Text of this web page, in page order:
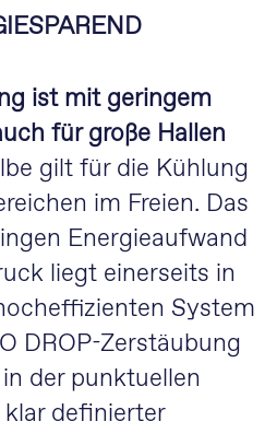
ist mit geringem
für große Hallen
gilt für die Kühlung
im Freien. Das
Energieaufwand
liegt einerseits in
System
DROP-Zerstäubung
der punktuellen
definierter